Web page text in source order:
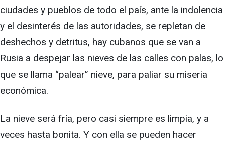
ciudades y pueblos de todo el país, ante la indolencia
y el desinterés de las autoridades, se repletan de
deshechos y detritus, hay cubanos que se van a
Rusia a despejar las nieves de las calles con palas, lo
que se llama “palear” nieve, para paliar su miseria
económica.
La nieve será fría, pero casi siempre es limpia, y a
veces hasta bonita. Y con ella se pueden hacer